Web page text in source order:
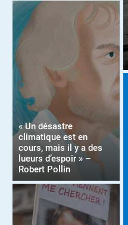
« Un désastre
climatique est en
cours, mais il y a des
lueurs d’espoir » –
Robert Pollin